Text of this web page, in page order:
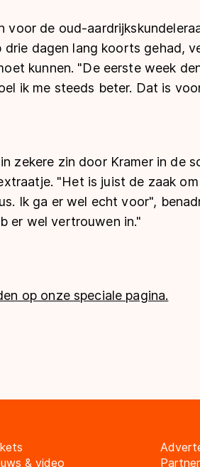
voor de oud-
drie dagen lang koorts gehad,
kunnen. "De eerste week
ik me steeds beter. Dat is
zekere zin door Kramer in de
"Het is juist de zaak
Ik ga er wel echt voor",
er wel vertrouwen in."
op onze speciale pagina.
& video